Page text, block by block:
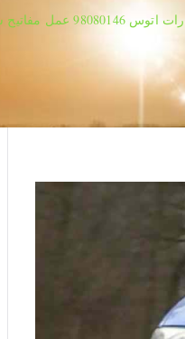
مفاتيح سيارات جديدة